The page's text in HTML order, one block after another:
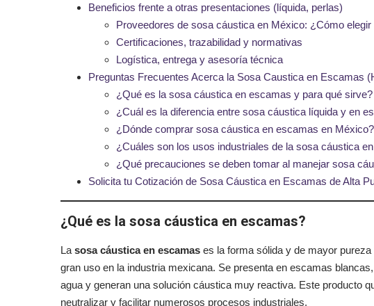
Beneficios frente a otras presentaciones (líquida, perlas)
Proveedores de sosa cáustica en México: ¿Cómo elegir
Certificaciones, trazabilidad y normativas
Logística, entrega y asesoría técnica
Preguntas Frecuentes Acerca la Sosa Caustica en Escamas
¿Qué es la sosa cáustica en escamas y para qué sirve?
¿Cuál es la diferencia entre sosa cáustica líquida y en
¿Dónde comprar sosa cáustica en escamas en México?
¿Cuáles son los usos industriales de la sosa cáustica
¿Qué precauciones se deben tomar al manejar sosa
Solicita tu Cotización de Sosa Cáustica en Escamas de Alta
¿Qué es la sosa cáustica en escamas?
La sosa cáustica en escamas es la forma sólida y de mayor pureza
gran uso en la industria mexicana. Se presenta en escamas
agua y generan una solución cáustica muy reactiva. Este producto
neutralizar y facilitar numerosos procesos industriales.